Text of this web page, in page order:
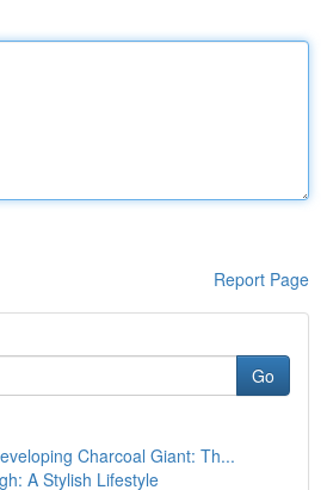
Report Page
Go
Charcoal Giant: Th...
A Stylish Lifestyle